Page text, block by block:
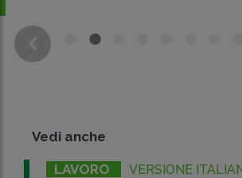
Vedi anche
LAVORO VERSIONE